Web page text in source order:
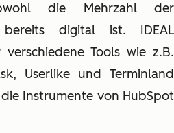
die Mehrzahl der
bereits digital ist. IDEAL
Tools wie z.B.
Userlike und Terminland
Instrumente von HubSpot